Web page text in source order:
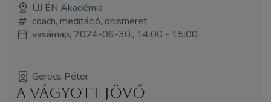
ÚJ ÉN Akadémia
coach, meditáció, önismeret
vasárnap, 2024-06-30., 14:00 - 15:00
Gerecs Péter
A vágyott jövő